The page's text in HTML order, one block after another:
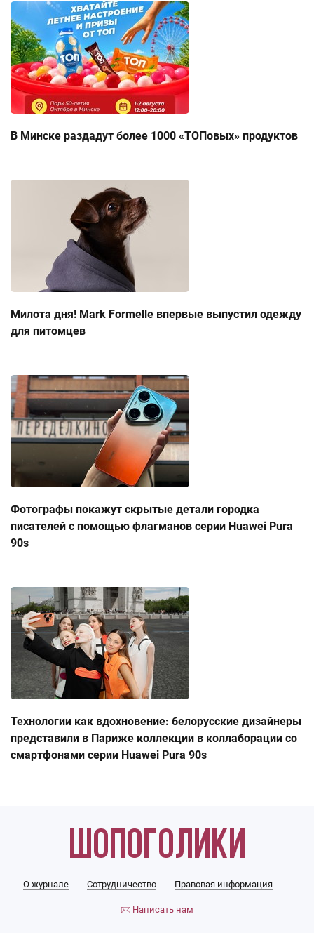
В Минске раздадут более 1000 «ТОПовых» продуктов
Милота дня! Mark Formelle впервые выпустил одежду
для питомцев
Фотографы покажут скрытые детали городка
писателей с помощью флагманов серии Huawei Pura
90s
Технологии как вдохновение: белорусские дизайнеры
представили в Париже коллекции в коллаборации со
смартфонами серии Huawei Pura 90s
О журнале Сотрудничество Правовая информация
Написать нам